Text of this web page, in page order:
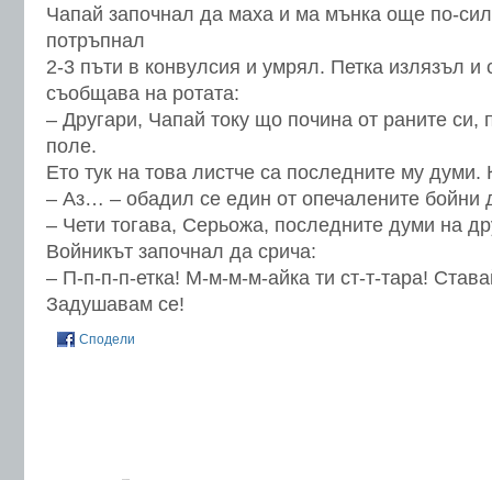
Чапай започнал да маха и ма мънка още по-
потръпнал
2-3 пъти в конвулсия и умрял. Петка излязъл и
съобщава на ротата:
– Другари, Чапай току що почина от раните си,
поле.
Ето тук на това листче са последните му
– Аз… – обадил се един от опечалените бойни
– Чети тогава, Серьожа, последните думи на
Войникът започнал да срича:
– П-п-п-п-етка! М-м-м-м-айка ти ст-т-тара!
Задушавам се!
Сподели